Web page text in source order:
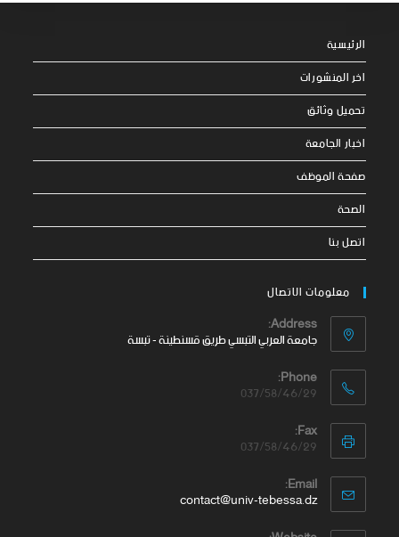
الرئيسية
اخر المنشورات
تحميل وثائق
اخبار الجامعة
صفحة الموظف
الصحة
اتصل بنا
معلومات الاتصال
Address:
جامعة العربي التبسي طريق قسنطينة - تبسة
Phone:
037/58/46/29
Fax:
037/58/46/29
Email:
contact@univ-tebessa.dz